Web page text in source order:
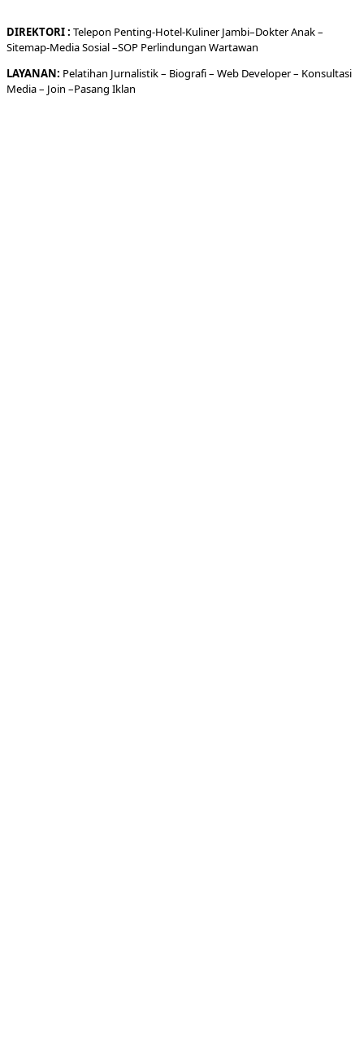
DIREKTORI: Telepon Penting-Hotel-KulinerJambi–DokterAnak –
Sitemap-Media Sosial –SOP Perlindungan Wartawan
LAYANAN: Pelatihan Jurnalistik – Biografi– Web Developer– Konsultasi
Media– Join –Pasang Iklan